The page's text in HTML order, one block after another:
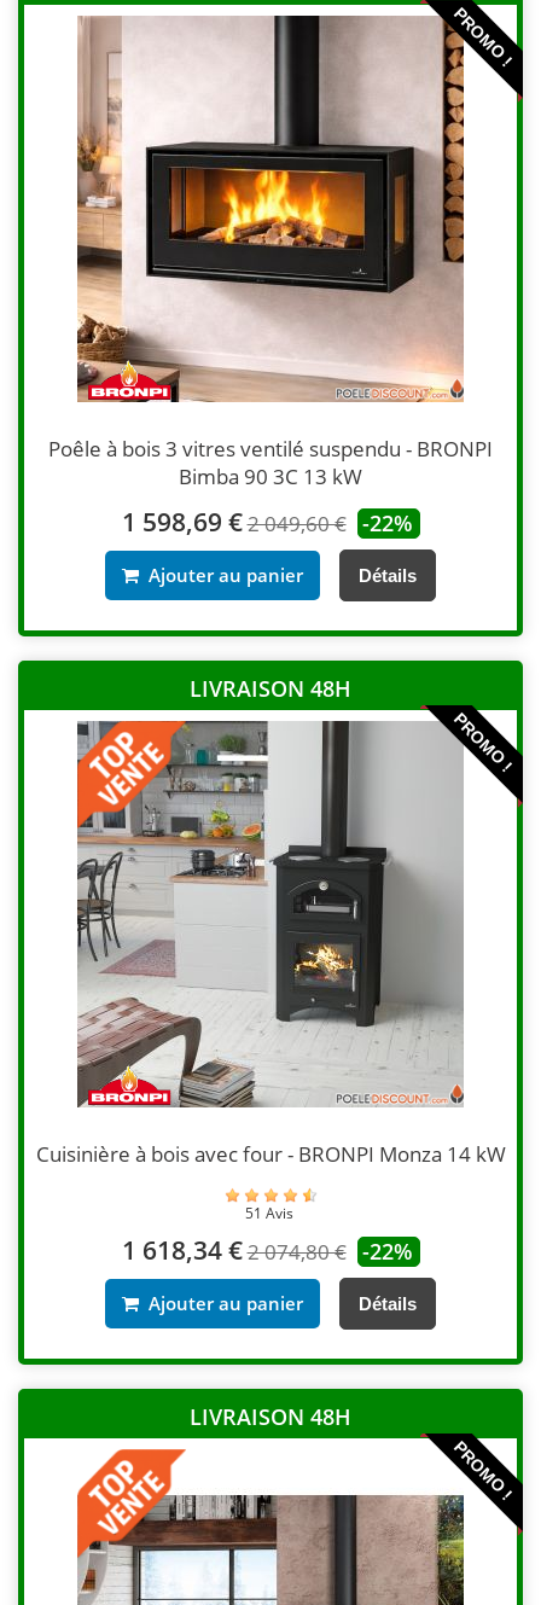
PROMO !
Poêle à bois 3 vitres ventilé suspendu - BRONPI
Bimba 90 3C 13 kW
1 598,69 €2 049,60 € -22%
Ajouter au panier Détails
LIVRAISON 48H
PROMO !
Cuisinière à bois avec four - BRONPI Monza 14 kW
51 Avis
1 618,34 €2 074,80 € -22%
Ajouter au panier Détails
LIVRAISON 48H
PROMO !